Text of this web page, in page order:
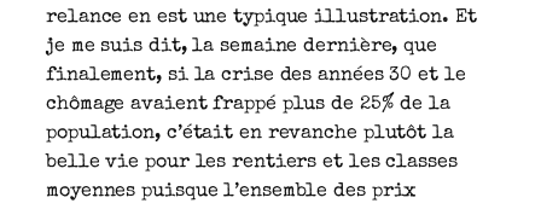
relance en est une typique illustration. Et
je me suis dit, la semaine dernière, que
finalement, si la crise des années 30 et le
chômage avaient frappé plus de 25% de la
population, c’était en revanche plutôt la
belle vie pour les rentiers et les classes
moyennes puisque l’ensemble des prix